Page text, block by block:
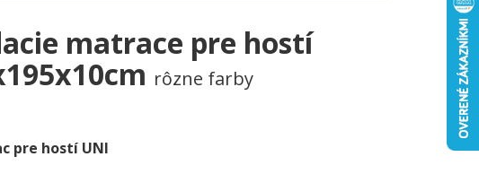
pre hostí UNI
matrace pre hostí
rôzne farby